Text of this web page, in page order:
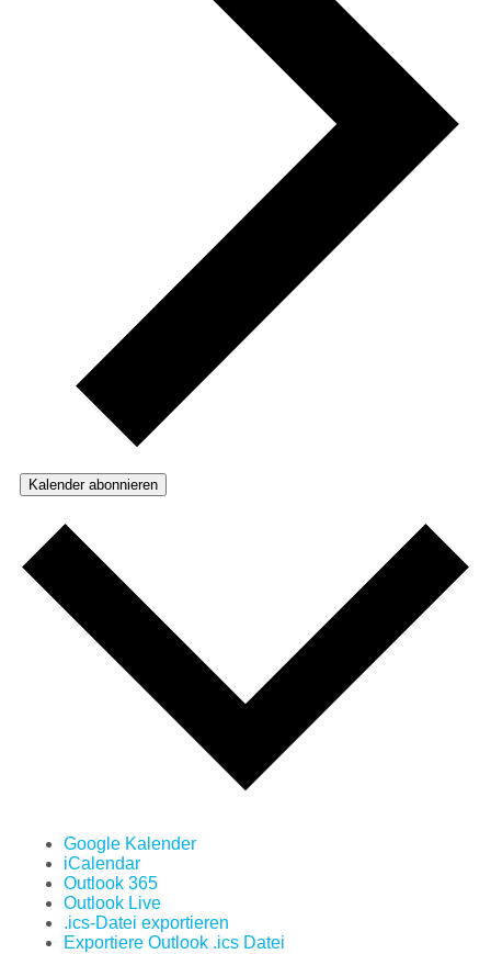
Kalender abonnieren
Google Kalender
iCalendar
Outlook 365
Outlook Live
.ics-Datei exportieren
Exportiere Outlook .ics Datei